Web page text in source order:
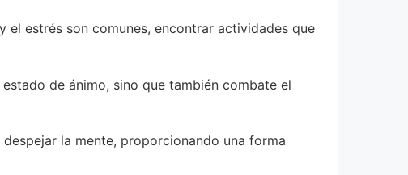
estrés son comunes, encontrar actividades que
de ánimo, sino que también combate el
la mente, proporcionando una forma